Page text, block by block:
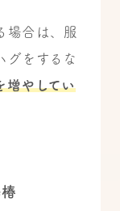
場合は、服
グをするな
増やしてい